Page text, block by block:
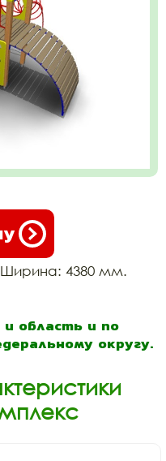
4380 мм.
и область и по
округу.